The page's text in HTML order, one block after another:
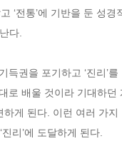
‘전통’에 기반을 둔 성
다.
득권을 포기하고 ‘진리
로 배울 것이라 기대하
게 된다. 이런 여러 가
리’에 도달하게 된다.